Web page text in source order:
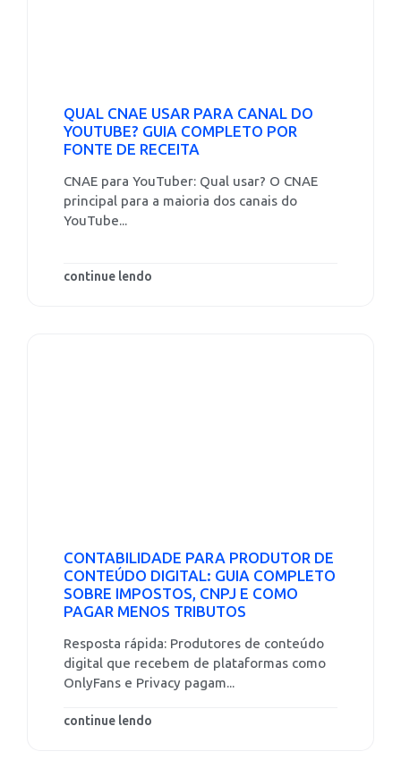
QUAL CNAE USAR PARA CANAL DO
YOUTUBE? GUIA COMPLETO POR
FONTE DE RECEITA
CNAE para YouTuber: Qual usar? O CNAE
principal para a maioria dos canais do
YouTube...
continue lendo
CONTABILIDADE PARA PRODUTOR DE
CONTEÚDO DIGITAL: GUIA COMPLETO
SOBRE IMPOSTOS, CNPJ E COMO
PAGAR MENOS TRIBUTOS
Resposta rápida: Produtores de conteúdo
digital que recebem de plataformas como
OnlyFans e Privacy pagam...
continue lendo